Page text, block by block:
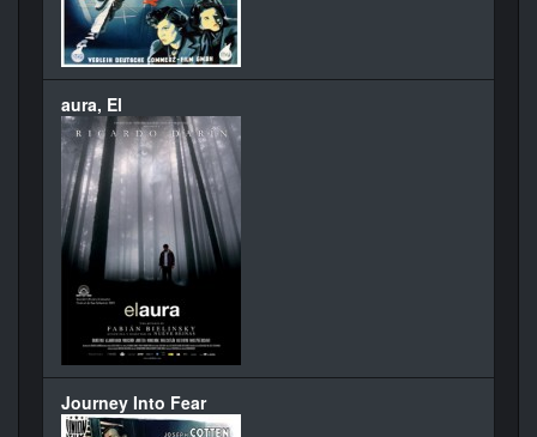
aura, El
Journey Into Fear